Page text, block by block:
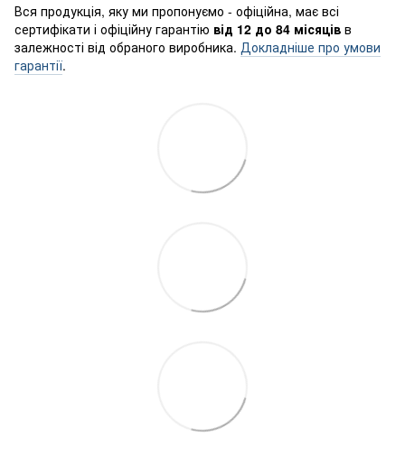
Вся продукція, яку ми пропонуємо - офіційна, має всі
сертифікати і офіційну гарантію від 12 до 84 місяців в
залежності від обраного виробника. Докладніше про умови
гарантії.